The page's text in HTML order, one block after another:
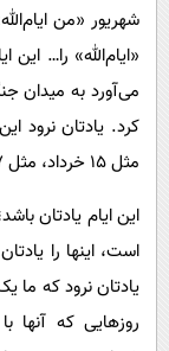
شهریور «من
«ایام‌الله» را…
می‏‌آورد به میدان
کرد. یادتان نرود
مثل ۱۵ خرداد، مثل ۱۷ شهریور … (صحیفه امام، ج‏ ۹، ص ۴۶۶)
این ایام یادتان
روزهایی که آنها